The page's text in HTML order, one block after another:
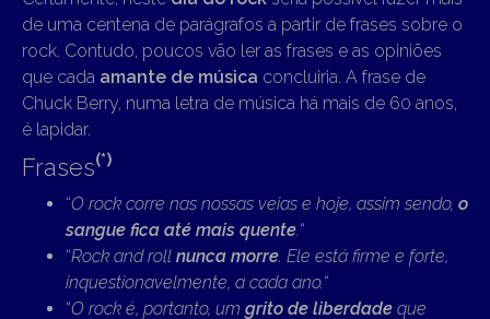
de uma centena de parágrafos a partir de frases sobre o
rock. Contudo, poucos vão ler as frases e as opiniões
que cada amante de música concluiria. A frase de
Chuck Berry, numa letra de música há mais de 60 anos,
é lapidar.
Frases(*)
“O rock corre nas nossas veias e hoje, assim sendo, o
sangue fica até mais quente “
“Rock and roll nunca morre . Ele está firme e forte,
inquestionavelmente, a cada ano.“
“O rock é, portanto, um grito de liberdade que